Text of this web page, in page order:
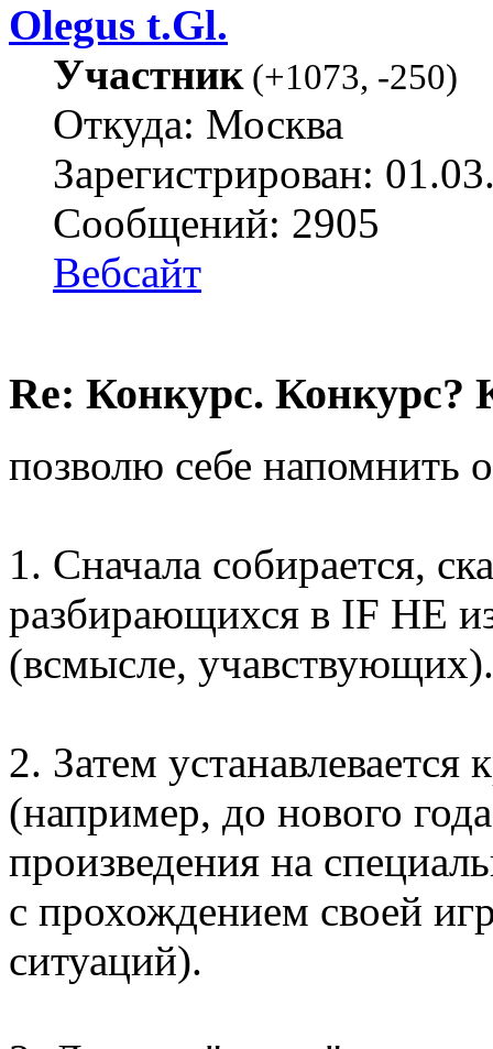
Olegus t.Gl.
Участник(+1073, -250)
Откуда: Москва
Зарегистрирован:
Сообщений: 2905
Вебсайт
Re: Конкурс. Конкурс?
позволю себе напомнить
1. Сначала собирается,
разбирающихся в IF НЕ
(всмысле, учавствующих).
2. Затем
(например, до нового
произведения на
с прохождением своей
ситуаций).